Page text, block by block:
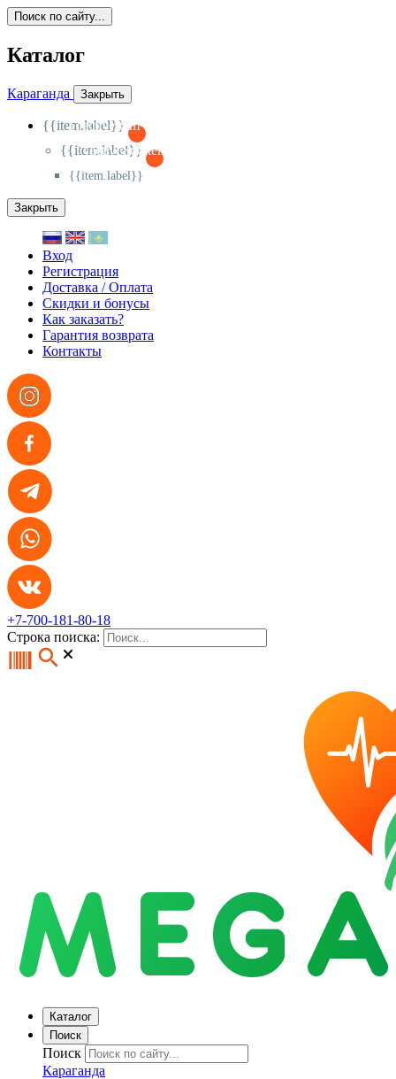
Поиск по сайту...
Каталог
Караганда Закрыть
{{item.label}}
{{activeItem==item.id?'-
{{item.label}}
{{activeSubitem==item.id?'-
{{item.label}}
Закрыть
Вход
Регистрация
Доставка / Оплата
Скидки и бонусы
Как заказать?
Гарантия возврата
Контакты
+7-700-181-80-18
Строка поиска:
Каталог
Поиск
Поиск
Караганда